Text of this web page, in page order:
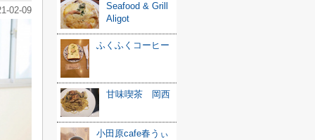
02-09
Seafood & Grill
Aligot
ふくふくコーヒー
甘味喫茶 岡西
小田原cafe春うぃ